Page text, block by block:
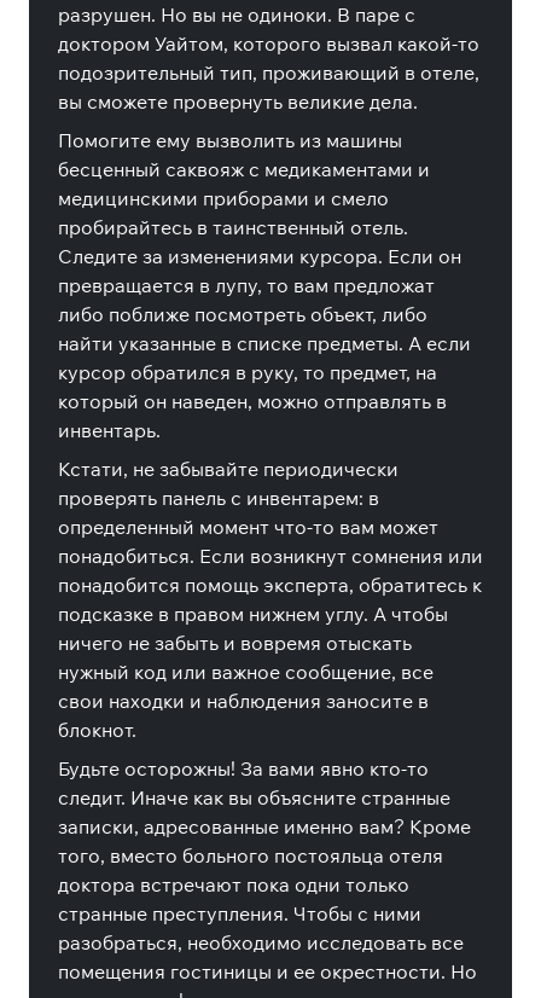
разрушен. Но вы не одиноки. В паре с
доктором Уайтом, которого вызвал какой-то
подозрительный тип, проживающий в отеле,
вы сможете провернуть великие дела.
Помогите ему вызволить из машины
бесценный саквояж с медикаментами и
медицинскими приборами и смело
пробирайтесь в таинственный отель.
Следите за изменениями курсора. Если он
превращается в лупу, то вам предложат
либо поближе посмотреть объект, либо
найти указанные в списке предметы. А если
курсор обратился в руку, то предмет, на
который он наведен, можно отправлять в
инвентарь.
Кстати, не забывайте периодически
проверять панель с инвентарем: в
определенный момент что-то вам может
понадобиться. Если возникнут сомнения или
понадобится помощь эксперта, обратитесь к
подсказке в правом нижнем углу. А чтобы
ничего не забыть и вовремя отыскать
нужный код или важное сообщение, все
свои находки и наблюдения заносите в
блокнот.
Будьте осторожны! За вами явно кто-то
следит. Иначе как вы объясните странные
записки, адресованные именно вам? Кроме
того, вместо больного постояльца отеля
доктора встречают пока одни только
странные преступления. Чтобы с ними
разобраться, необходимо исследовать все
помещения гостиницы и ее окрестности. Но